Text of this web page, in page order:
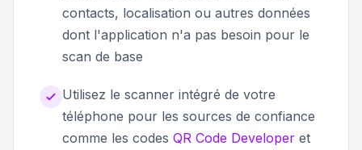
contacts, localisation ou autres données
dont l'application n'a pas besoin pour le
scan de base
Utilisez le scanner intégré de votre
téléphone pour les sources de confiance
comme les codes QR Code Developer et